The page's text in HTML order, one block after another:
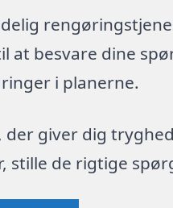
at besvare dine
i planerne.
giver dig
stille de rigtige